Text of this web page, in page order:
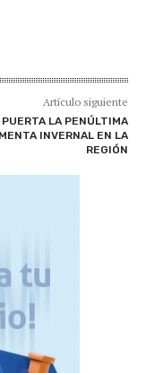
Artículo siguiente
PUERTA LA PENÚLTIMA
INVERNAL EN LA
REGIÓN